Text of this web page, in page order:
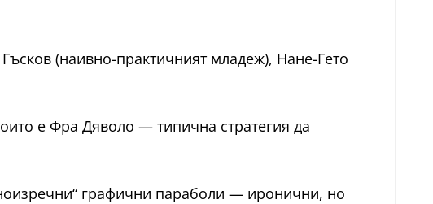
(наивно-практичният младеж), Нане-Гето
е Фра Дяволо — типична стратегия да
графични параболи — иронични, но